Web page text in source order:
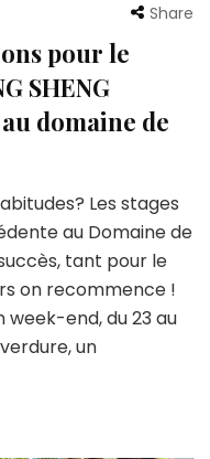
Share
pour le
SHENG
domaine de
Les stages
au Domaine de
tant pour le
on recommence !
week-end, du 23 au
un